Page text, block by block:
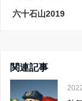
六十石山2019
関連記事